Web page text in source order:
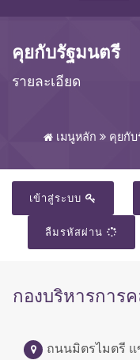
คุยกับรัฐมนตรี
รายละเอียด
เมนูหลัก คุยกับ
เข้าสู่ระบบ
ลืมรหัสผ่าน
กองบริหารการ
ถนนมิตรไมตรี แ